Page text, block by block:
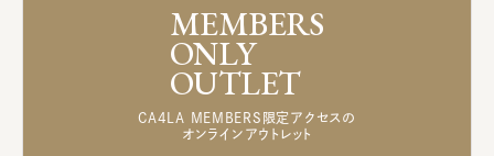
MEMBERS
ONLY
OUTLET
CA4LA MEMBERS限定アクセスの
オンラインアウトレット